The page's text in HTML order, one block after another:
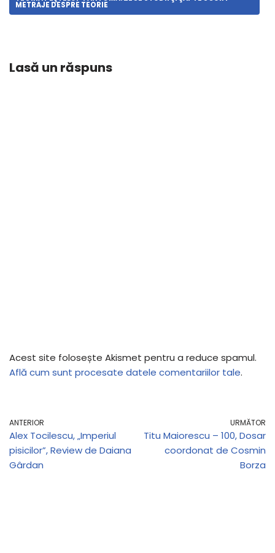
METRAJE DESPRE TEORIE
Lasă un răspuns
Acest site folosește Akismet pentru a reduce spamul.
Află cum sunt procesate datele comentariilor tale.
ANTERIOR
Alex Tocilescu, „Imperiul
pisicilor”, Review de Daiana
Gârdan
URMĂTOR
Titu Maiorescu – 100, Dosar
coordonat de Cosmin
Borza